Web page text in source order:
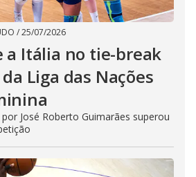
/25/07/2026
a Itália no tie-break
Liga das Nações
José Roberto Guimarães superou